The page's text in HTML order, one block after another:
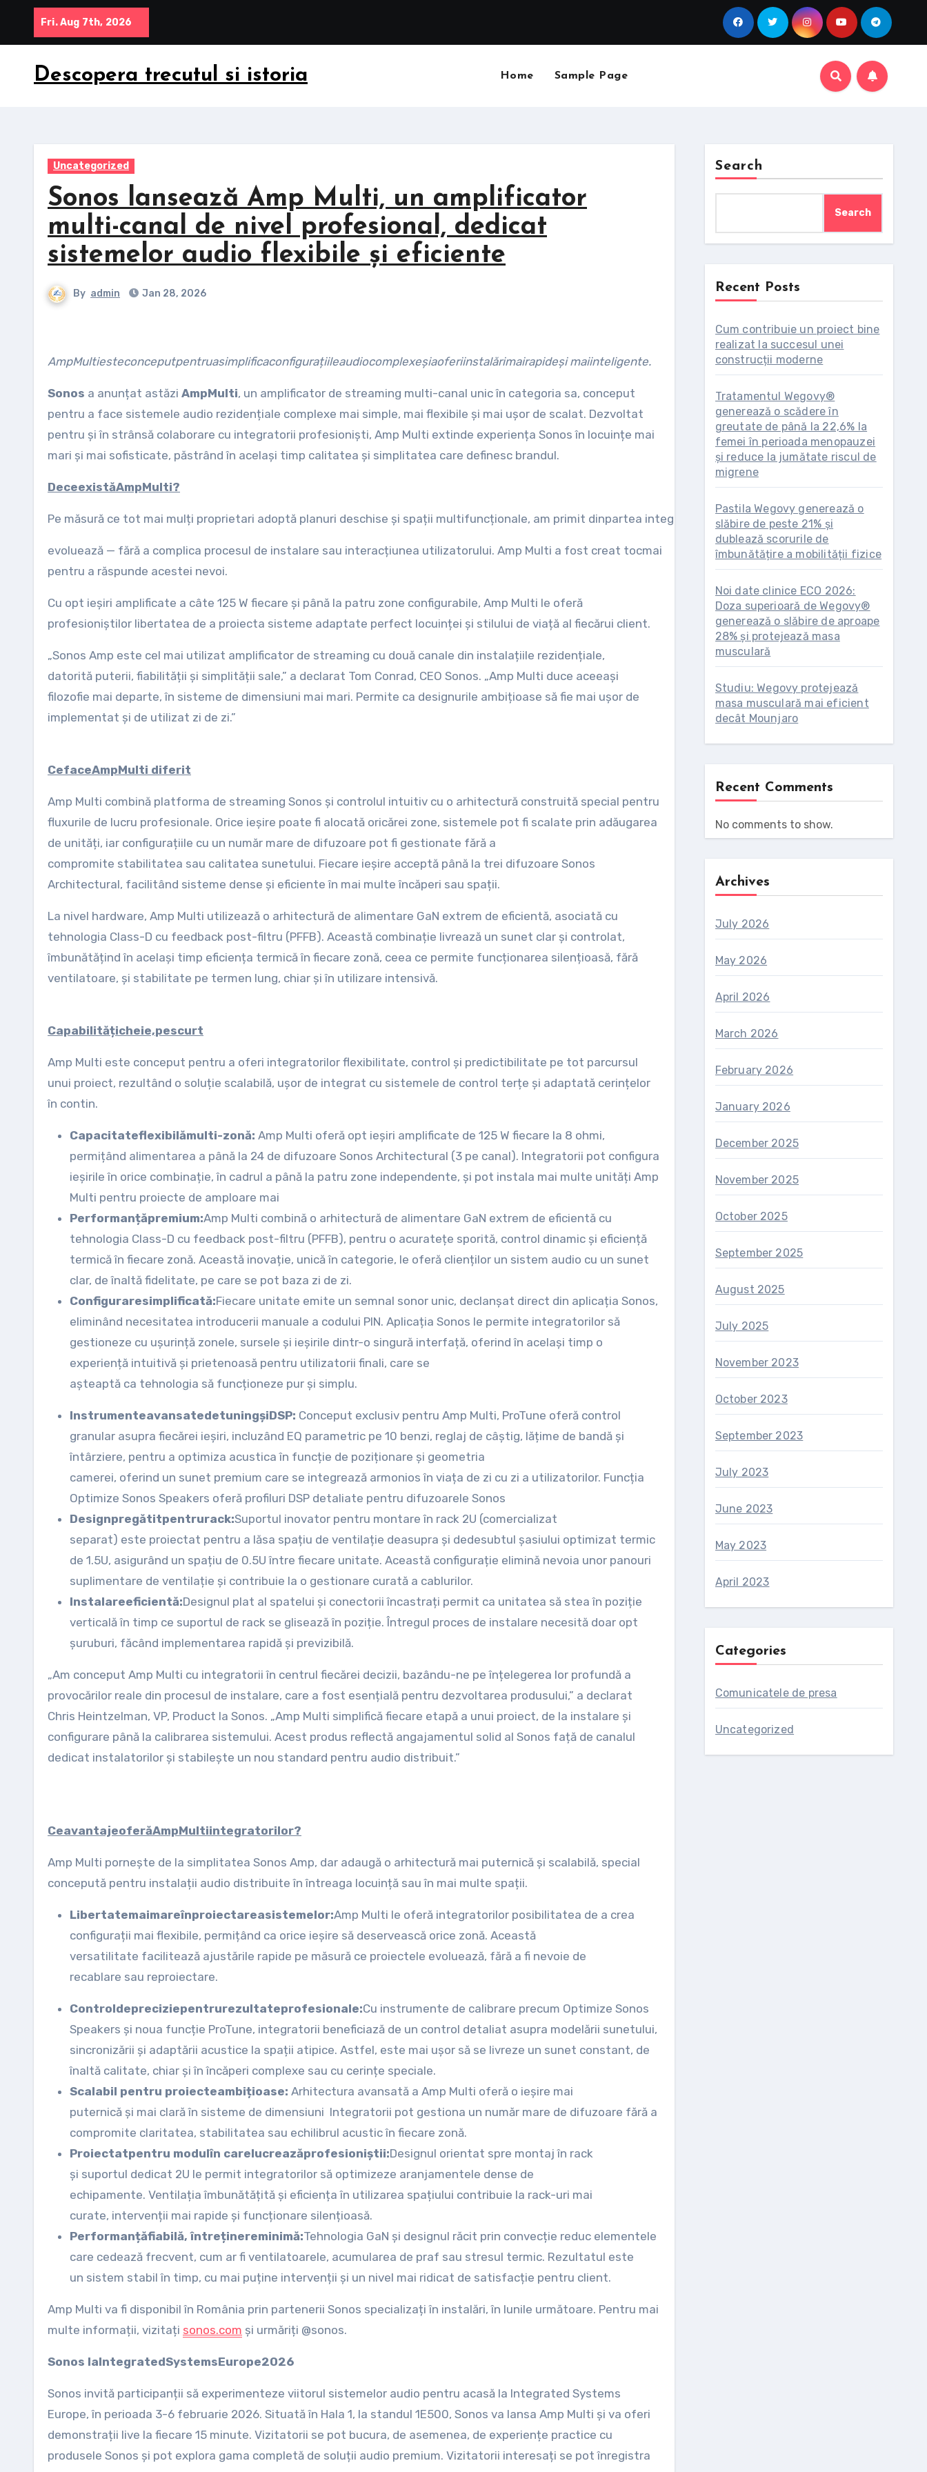
content
Fri. Aug 7th, 2026
Descopera trecutul si istoria Home Sample Page
Uncategorized
Sonos lansează Amp Multi, un amplificator
multi-canal de nivel profesional, dedicat
sistemelor audio flexibile și eficiente
By admin Jan 28, 2026
AmpMultiesteconceputpentruasimplificaconfigurațiileaudiocomplexeșiaoferiinstalărimairapideșimaiinteligente.
Sonos a anunțat astăzi AmpMulti, un amplificator de streaming multi-canal unic în categoria sa, conceput
pentru a face sistemele audio rezidențiale complexe mai simple, mai flexibile și mai ușor de scalat. Dezvoltat
pentru și în strânsă colaborare cu integratorii profesioniști, Amp Multi extinde experiența Sonos în locuințe mai
mari și mai sofisticate, păstrând în același timp calitatea și simplitatea care definesc brandul.
DeceexistăAmpMulti?
Pe măsură ce tot mai mulți proprietari adoptă planuri deschise și spații multifuncționale, am primit dinpartea integratorilor cereri pentru un sistem capabil să se
evoluează — fără a complica procesul de instalare sau interacțiunea utilizatorului. Amp Multi a fost creat tocmai
pentru a răspunde acestei nevoi.
Cu opt ieșiri amplificate a câte 125 W fiecare și până la patru zone configurabile, Amp Multi le oferă
profesioniștilor libertatea de a proiecta sisteme adaptate perfect locuinței și stilului de viață al fiecărui client.
„Sonos Amp este cel mai utilizat amplificator de streaming cu două canale din instalațiile rezidențiale,
datorită puterii, fiabilității și simplității sale,” a declarat Tom Conrad, CEO Sonos. „Amp Multi duce aceeași
filozofie mai departe, în sisteme de dimensiuni mai mari. Permite ca designurile ambițioase să fie mai ușor de
implementat și de utilizat zi de zi.”
CefaceAmpMulti diferit
Amp Multi combină platforma de streaming Sonos și controlul intuitiv cu o arhitectură construită special pentru
fluxurile de lucru profesionale. Orice ieșire poate fi alocată oricărei zone, sistemele pot fi scalate prin adăugarea
de unități, iar configurațiile cu un număr mare de difuzoare pot fi gestionate fără a
compromite stabilitatea sau calitatea sunetului. Fiecare ieșire acceptă până la trei difuzoare Sonos
Architectural, facilitând sisteme dense și eficiente în mai multe încăperi sau spații.
La nivel hardware, Amp Multi utilizează o arhitectură de alimentare GaN extrem de eficientă, asociată cu
tehnologia Class-D cu feedback post-filtru (PFFB). Această combinație livrează un sunet clar și controlat,
îmbunătățind în același timp eficiența termică în fiecare zonă, ceea ce permite funcționarea silențioasă, fără
ventilatoare, și stabilitate pe termen lung, chiar și în utilizare intensivă.
Capabilitățicheie,pescurt
Amp Multi este conceput pentru a oferi integratorilor flexibilitate, control și predictibilitate pe tot parcursul
unui proiect, rezultând o soluție scalabilă, ușor de integrat cu sistemele de control terțe și adaptată cerințelor
în contin.
Capacitateflexibilămulti-zonă: Amp Multi oferă opt ieșiri amplificate de 125 W fiecare la 8 ohmi,
permițând alimentarea a până la 24 de difuzoare Sonos Architectural (3 pe canal). Integratorii pot configura
ieșirile în orice combinație, în cadrul a până la patru zone independente, și pot instala mai multe unități Amp
Multi pentru proiecte de amploare mai
Performanțăpremium:Amp Multi combină o arhitectură de alimentare GaN extrem de eficientă cu
tehnologia Class-D cu feedback post-filtru (PFFB), pentru o acuratețe sporită, control dinamic și eficiență
termică în fiecare zonă. Această inovație, unică în categorie, le oferă clienților un sistem audio cu un sunet
clar, de înaltă fidelitate, pe care se pot baza zi de zi.
Configuraresimplificată:Fiecare unitate emite un semnal sonor unic, declanșat direct din aplicația Sonos,
eliminând necesitatea introducerii manuale a codului PIN. Aplicația Sonos le permite integratorilor să
gestioneze cu ușurință zonele, sursele și ieșirile dintr-o singură interfață, oferind în același timp o
experiență intuitivă și prietenoasă pentru utilizatorii finali, care se
așteaptă ca tehnologia să funcționeze pur și simplu.
InstrumenteavansatedetuningșiDSP: Conceput exclusiv pentru Amp Multi, ProTune oferă control
granular asupra fiecărei ieșiri, incluzând EQ parametric pe 10 benzi, reglaj de câștig, lățime de bandă și
întârziere, pentru a optimiza acustica în funcție de poziționare și geometria
camerei, oferind un sunet premium care se integrează armonios în viața de zi cu zi a utilizatorilor. Funcția
Optimize Sonos Speakers oferă profiluri DSP detaliate pentru difuzoarele Sonos
Designpregătitpentrurack:Suportul inovator pentru montare în rack 2U (comercializat
separat) este proiectat pentru a lăsa spațiu de ventilație deasupra și dedesubtul șasiului optimizat termic
de 1.5U, asigurând un spațiu de 0.5U între fiecare unitate. Această configurație elimină nevoia unor panouri
suplimentare de ventilație și contribuie la o gestionare curată a cablurilor.
Instalareeficientă:Designul plat al spatelui și conectorii încastrați permit ca unitatea să stea în poziție
verticală în timp ce suportul de rack se glisează în poziție. Întregul proces de instalare necesită doar opt
șuruburi, făcând implementarea rapidă și previzibilă.
„Am conceput Amp Multi cu integratorii în centrul fiecărei decizii, bazându-ne pe înțelegerea lor profundă a
provocărilor reale din procesul de instalare, care a fost esențială pentru dezvoltarea produsului,” a declarat
Chris Heintzelman, VP, Product la Sonos. „Amp Multi simplifică fiecare etapă a unui proiect, de la instalare și
configurare până la calibrarea sistemului. Acest produs reflectă angajamentul solid al Sonos față de canalul
dedicat instalatorilor și stabilește un nou standard pentru audio distribuit.”
CeavantajeoferăAmpMultiintegratorilor?
Amp Multi pornește de la simplitatea Sonos Amp, dar adaugă o arhitectură mai puternică și scalabilă, special
concepută pentru instalații audio distribuite în întreaga locuință sau în mai multe spații.
Libertatemaimareînproiectareasistemelor:Amp Multi le oferă integratorilor posibilitatea de a crea
configurații mai flexibile, permițând ca orice ieșire să deservească orice zonă. Această
versatilitate facilitează ajustările rapide pe măsură ce proiectele evoluează, fără a fi nevoie de
recablare sau reproiectare.
Controldepreciziepentrurezultateprofesionale:Cu instrumente de calibrare precum Optimize Sonos
Speakers și noua funcție ProTune, integratorii beneficiază de un control detaliat asupra modelării sunetului,
sincronizării și adaptării acustice la spații atipice. Astfel, este mai ușor să se livreze un sunet constant, de
înaltă calitate, chiar și în încăperi complexe sau cu cerințe speciale.
Scalabil pentru proiecteambițioase: Arhitectura avansată a Amp Multi oferă o ieșire mai
puternică și mai clară în sisteme de dimensiuni Integratorii pot gestiona un număr mare de difuzoare fără a
compromite claritatea, stabilitatea sau echilibrul acustic în fiecare zonă.
Proiectatpentru modulîn carelucreazăprofesioniștii:Designul orientat spre montaj în rack
și suportul dedicat 2U le permit integratorilor să optimizeze aranjamentele dense de
echipamente. Ventilația îmbunătățită și eficiența în utilizarea spațiului contribuie la rack-uri mai
curate, intervenții mai rapide și funcționare silențioasă.
Performanțăfiabilă, întreținereminimă:Tehnologia GaN și designul răcit prin convecție reduc elementele
care cedează frecvent, cum ar fi ventilatoarele, acumularea de praf sau stresul termic. Rezultatul este
un sistem stabil în timp, cu mai puține intervenții și un nivel mai ridicat de satisfacție pentru client.
Amp Multi va fi disponibil în România prin partenerii Sonos specializați în instalări, în lunile următoare. Pentru mai
multe informații, vizitați sonos.com și urmăriți @sonos.
Sonos laIntegratedSystemsEurope2026
Sonos invită participanții să experimenteze viitorul sistemelor audio pentru acasă la Integrated Systems
Europe, în perioada 3-6 februarie 2026. Situată în Hala 1, la standul 1E500, Sonos va lansa Amp Multi și va oferi
demonstrații live la fiecare 15 minute. Vizitatorii se pot bucura, de asemenea, de experiențe practice cu
produsele Sonos și pot explora gama completă de soluții audio premium. Vizitatorii interesați se pot înregistra
Search
Search
Recent Posts
Cum contribuie un proiect bine
realizat la succesul unei
construcții moderne
Tratamentul Wegovy®
generează o scădere în
greutate de până la 22,6% la
femei în perioada menopauzei
și reduce la jumătate riscul de
migrene
Pastila Wegovy generează o
slăbire de peste 21% și
dublează scorurile de
îmbunătățire a mobilității fizice
Noi date clinice ECO 2026:
Doza superioară de Wegovy®
generează o slăbire de aproape
28% și protejează masa
musculară
Studiu: Wegovy protejează
masa musculară mai eficient
decât Mounjaro
Recent Comments
No comments to show.
Archives
July 2026
May 2026
April 2026
March 2026
February 2026
January 2026
December 2025
November 2025
October 2025
September 2025
August 2025
July 2025
November 2023
October 2023
September 2023
July 2023
June 2023
May 2023
April 2023
Categories
Comunicatele de presa
Uncategorized